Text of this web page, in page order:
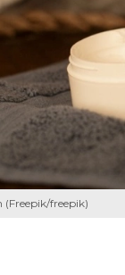
(Freepik/freepik)